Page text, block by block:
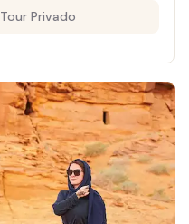
Tour Privado